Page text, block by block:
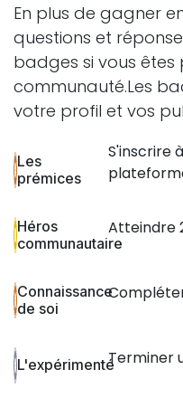
En plus de gagner
questions et
badges si vous
communauté.Les
votre profil et vos
Les
prémices
S'inscrire
Héros
communautaire
Atteindre
Connaissance
de soi
L'expérimentéTerminer